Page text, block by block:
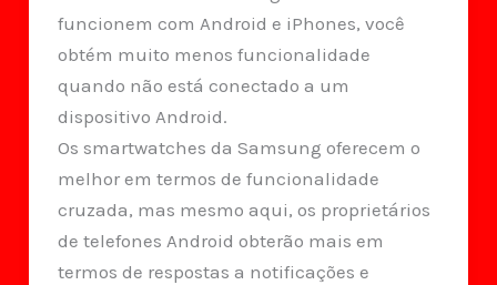
funcionem com Android e iPhones, você
obtém muito menos funcionalidade
quando não está conectado a um
dispositivo Android.
Os smartwatches da Samsung oferecem o
melhor em termos de funcionalidade
cruzada, mas mesmo aqui, os proprietários
de telefones Android obterão mais em
termos de respostas a notificações e